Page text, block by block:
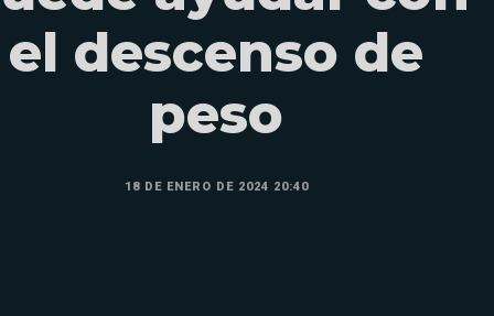
el descenso de
peso
18 DE ENERO DE 2024 20:40